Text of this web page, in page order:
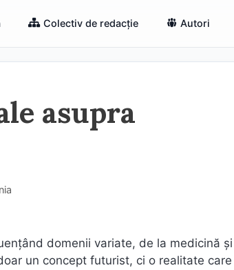
Colectiv de redacție Autori
asupra
domenii variate, de la medicină și
un concept futurist, ci o realitate care